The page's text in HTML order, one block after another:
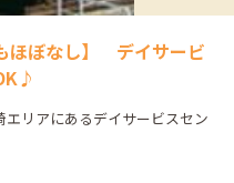
ほぼなし】 デイサービ
エリアにあるデイサービスセン